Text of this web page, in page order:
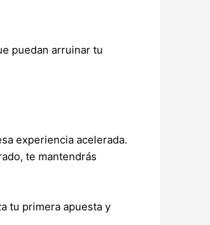
puedan arruinar tu
experiencia acelerada.
te mantendrás
tu primera apuesta y